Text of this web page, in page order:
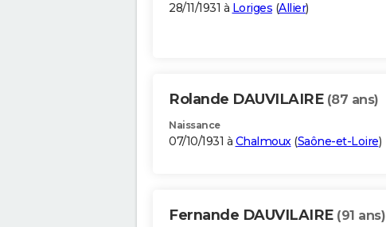
28/11/1931 à Loriges (Allier)
Rolande DAUVILAIRE (87 ans)
Naissance
07/10/1931 à Chalmoux(Saône-et-Loire)
Fernande DAUVILAIRE (91 ans)